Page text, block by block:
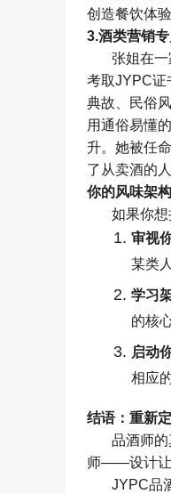
创造餐饮体
3.酒类营销
张姐在
考取JYPC证
典故、民俗
用通俗易懂
升。她被任
了从卖酒的
你的风味架
如果你
审视
某类
学习
的核
启动
相应
结语：重新
品酒师
师——设计
JYPC品